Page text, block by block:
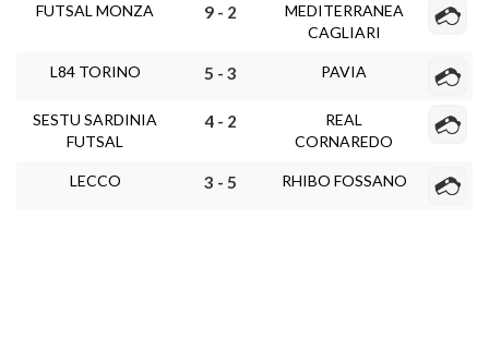
FUTSAL MONZA 9 - 2
MEDITERRANEA
CAGLIARI
L84 TORINO 5 - 3 PAVIA
SESTU SARDINIA
FUTSAL
4 - 2
REAL
CORNAREDO
LECCO 3 - 5 RHIBO FOSSANO